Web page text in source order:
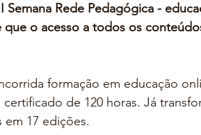
Rede Pedagógica -
que o acesso a todos os
formação em educação
de 120 horas. Já
17 edições.